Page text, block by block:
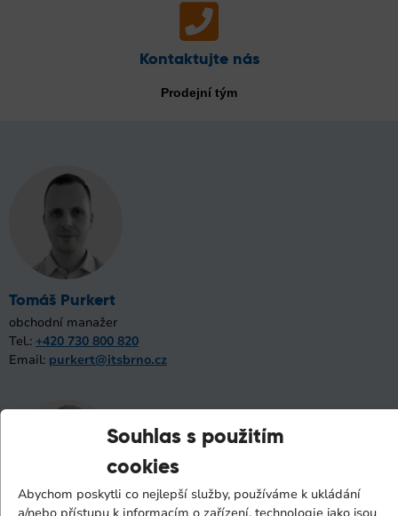
Souhlas s použitím
cookies
Abychom poskytli co nejlepší služby, používáme k ukládání
Kontaktujte nás
Prodejní tým
Tomáš Purkert
obchodní manažer
Tel.: +420 730 800 820
Email: purkert@itsbrno.cz